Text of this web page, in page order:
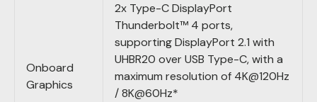
Onboard
Graphics
2x Type-C DisplayPort
Thunderbolt™ 4 ports,
supporting DisplayPort 2.1 with
UHBR20 over USB Type-C, with a
maximum resolution of 4K@120Hz
/ 8K@60Hz*